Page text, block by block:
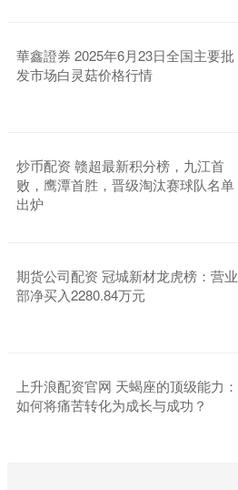
華鑫證券 2025年6月23日全国主要批
发市场白灵菇价格行情
炒币配资 赣超最新积分榜，九江首
败，鹰潭首胜，晋级淘汰赛球队名单
出炉
期货公司配资 冠城新材龙虎榜：营业
部净买入2280.84万元
上升浪配资官网 天蝎座的顶级能力：
如何将痛苦转化为成长与成功？